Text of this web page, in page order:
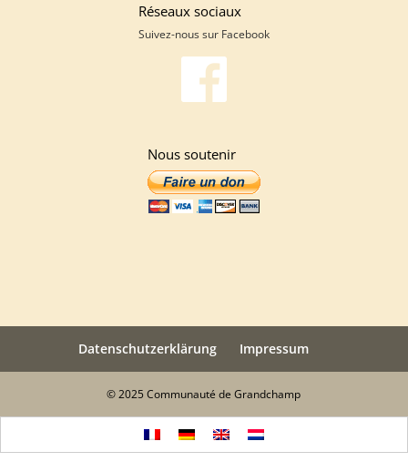
Réseaux sociaux
Suivez-nous sur Facebook
Nous soutenir
Datenschutzerklärung Impressum
© 2025 Communauté de Grandchamp